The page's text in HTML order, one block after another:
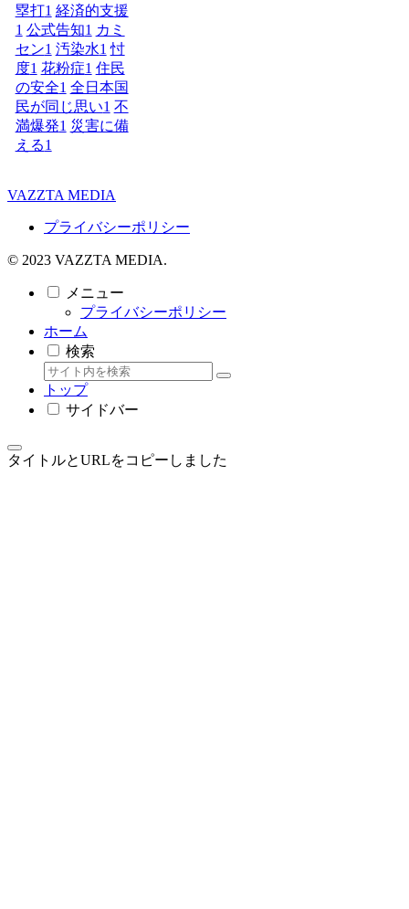
塁打1 経済的支援
1 公式告知1 カミ
セン1 汚染水1 忖
度1 花粉症1 住民
の安全1 全日本国
民が同じ思い1 不
満爆発1 災害に備
える1
VAZZTA MEDIA
プライバシーポリシー
© 2023 VAZZTA MEDIA.
メニュー
プライバシーポリシー
ホーム
検索
トップ
サイドバー
タイトルとURLをコピーしました